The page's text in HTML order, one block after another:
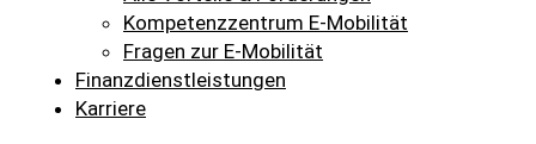
Kompetenzzentrum E-Mobilität
Fragen zur E-Mobilität
Finanzdienstleistungen
Karriere